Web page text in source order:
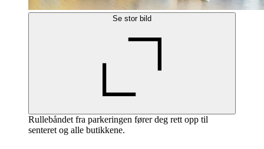
Se stor bild
Rullebåndet fra parkeringen fører deg rett opp til
senteret og alle butikkene.